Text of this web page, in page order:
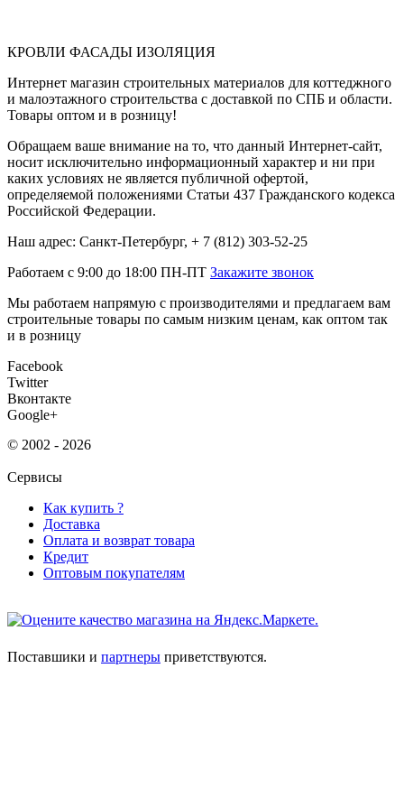
КРОВЛИ ФАСАДЫ ИЗОЛЯЦИЯ
Интернет магазин строительных материалов для коттеджного
и малоэтажного строительства с доставкой по СПБ и области.
Товары оптом и в розницу!
Обращаем ваше внимание на то, что данный Интернет-сайт,
носит исключительно информационный характер и ни при
каких условиях не является публичной офертой,
определяемой положениями Статьи 437 Гражданского кодекса
Российской Федерации.
Наш адрес: Санкт-Петербург, + 7 (812) 303-52-25
Работаем с 9:00 до 18:00 ПН-ПТ Закажите звонок
Мы работаем напрямую с производителями и предлагаем вам
строительные товары по самым низким ценам, как оптом так
и в розницу
Facebook
Twitter
Вконтакте
Google+
© 2002 - 2026
Сервисы
Как купить ?
Доставка
Оплата и возврат товара
Кредит
Оптовым покупателям
Поставшики и партнеры приветствуются.